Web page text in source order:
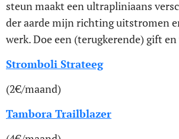
steun maakt een ultrapliniaans
der aarde mijn richting uitstromen
werk. Doe een (terugkerende) gift
Stromboli Strateeg
(2€/maand)
Tambora Trailblazer